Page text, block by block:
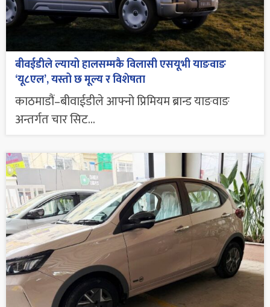
बीवईडीले ल्यायो हालसम्मकै विलासी एसयूभी याङवाङ
‘यू८एल’, यस्तो छ मूल्य र विशेषता
काठमाडौं–बीवाईडीले आफ्नो प्रिमियम ब्रान्ड याङवाङ
अन्तर्गत चार सिट...